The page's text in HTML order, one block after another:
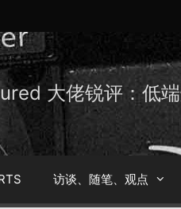
大佬锐评：低
访谈、随笔、观点